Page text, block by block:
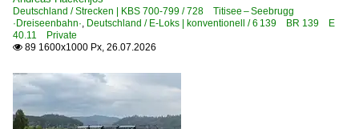
1 213 BR 213 DB V 100.23 Steilstreckenlok
1 218 BR 218
Dieselloks | bis 100 km/h | 98 80
3 363 BR 363 ·DB V 60· remot. DB 261 Private
Deutschland / Strecken | KBS 700-799 / 728 Titisee – Seebrugg
·Dreiseenbahn·, Deutschland / E-Loks | konventionell / 6 139 BR 139 E
40.11 Private
 89 1600x1000 Px, 26.07.2026